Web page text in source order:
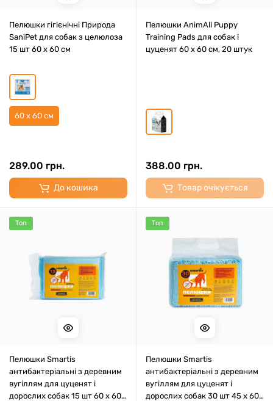
Пелюшки гігієнічні Природа
SaniPet для собак з целюлоза
15 шт 60 x 60 см
60 x 60 см
289.00 грн.
До кошика
Пелюшки AnimAll Puppy
Training Pads для собак і
цуценят 60 х 60 см, 20 штук
388.00 грн.
Товар очікується
Топ
Пелюшки Smartis
антибактеріальні з деревним
вугіллям для цуценят і
дорослих собак 15 шт 60 х 60
Топ
Пелюшки Smartis
антибактеріальні з деревним
вугіллям для цуценят і
дорослих собак 30 шт 45 х 60